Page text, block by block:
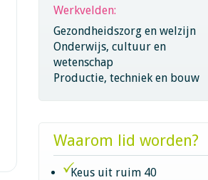
Werkvelden:
Gezondheidszorg en welzijn
Onderwijs, cultuur en
wetenschap
Productie, techniek en bouw
Waarom lid worden?
Keus uit ruim 40